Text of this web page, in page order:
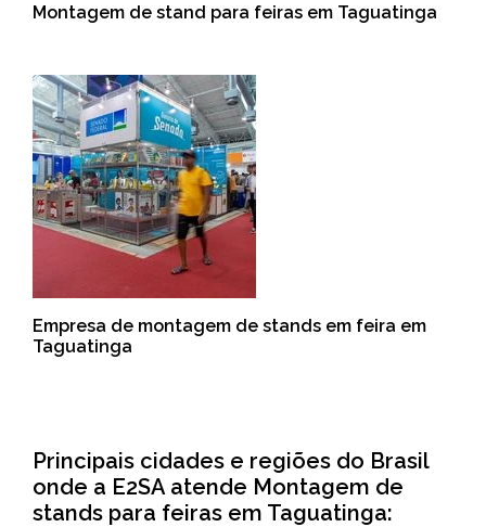
Montagem de stand para feiras em Taguatinga
Empresa de montagem de stands em feira em
Taguatinga
Principais cidades e regiões do Brasil
onde a E2SA atende Montagem de
stands para feiras em Taguatinga: